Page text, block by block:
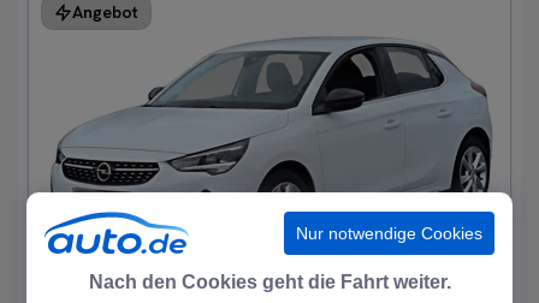
Angebot
|19
Nur notwendige Cookies
Nach den Cookies geht die Fahrt weiter.